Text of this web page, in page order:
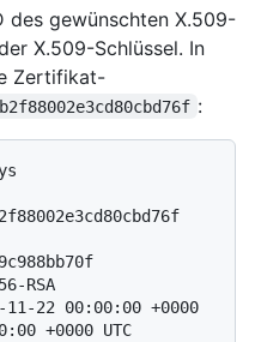
des gewünschten X.509-
X.509-Schlüssel. In
Zertifikat-
:
+0000 UTC